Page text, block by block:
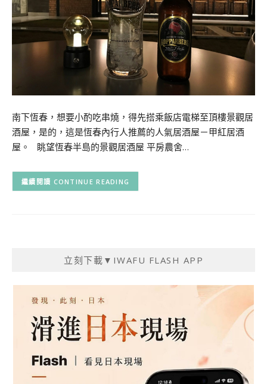
南下恆春，想要小酌吃串燒，得先搭乘飯店電梯至頂樓景觀居
酒屋，是的，這是恆春內行人推薦的人氣居酒屋－甲紅居酒
屋。 眺望恆春半島的景觀居酒屋 平房農舍…
CONTINUE READING
立刻下載▼IWAFU FLASH APP